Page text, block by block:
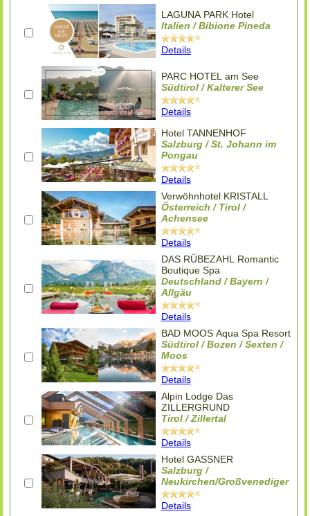
LAGUNA PARK Hotel
Italien / Bibione Pineda
Details
PARC HOTEL am See
Südtirol / Kalterer See
Details
Hotel TANNENHOF
Salzburg / St. Johann im
Pongau
Details
Verwöhnhotel KRISTALL
Österreich / Tirol /
Achensee
Details
DAS RÜBEZAHL Romantic
Boutique Spa
Deutschland / Bayern /
Allgäu
Details
BAD MOOS Aqua Spa Resort
Südtirol / Bozen / Sexten /
Moos
Details
Alpin Lodge Das
ZILLERGRUND
Tirol / Zillertal
Details
Hotel GASSNER
Salzburg /
Neukirchen/Großvenediger
Details